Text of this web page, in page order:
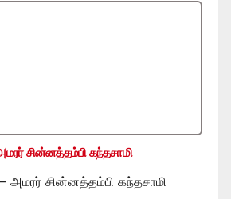
சின்னத்தம்பி கந்தசாமி
அமரர் சின்னத்தம்பி கந்தசாமி